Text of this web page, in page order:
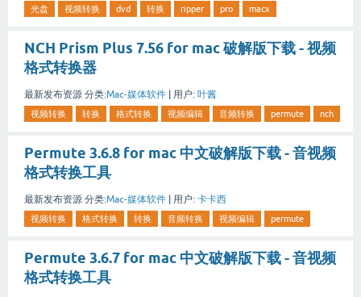
光盘 视频转换 dvd 转换 ripper pro macx
NCH Prism Plus 7.56 for mac 破解版下载 - 视频
格式转换器
最新发布资源 分类:Mac-媒体软件 | 用户: 叶酱
视频转换 转换 格式转换 视频编辑 音频转换 permute nch
Permute 3.6.8 for mac 中文破解版下载 - 音视频
格式转换工具
最新发布资源 分类:Mac-媒体软件 | 用户: 卡卡西
视频转换 格式转换 转换 音频转换 视频编辑 permute
Permute 3.6.7 for mac 中文破解版下载 - 音视频
格式转换工具